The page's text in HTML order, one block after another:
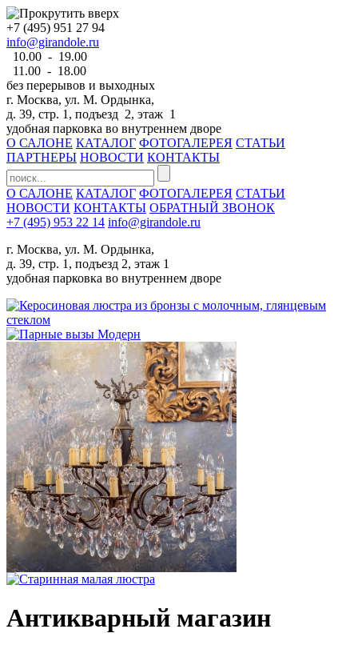
+7 (495) 951 27 94
info@girandole.ru
10.00 - 19.00
11.00 - 18.00
без перерывов и выходных
г. Москва, ул. М. Ордынка,
д. 39, стр. 1, подъезд 2, этаж 1
удобная парковка во внутреннем дворе
О САЛОНЕ КАТАЛОГ ФОТОГАЛЕРЕЯ СТАТЬИ
ПАРТНЕРЫ НОВОСТИ КОНТАКТЫ
О САЛОНЕ КАТАЛОГ ФОТОГАЛЕРЕЯ СТАТЬИ
НОВОСТИ КОНТАКТЫ ОБРАТНЫЙ ЗВОНОК
+7 (495) 953 22 14 info@girandole.ru
г. Москва, ул. М. Ордынка,
д. 39, стр. 1, подъезд 2, этаж 1
удобная парковка во внутреннем дворе
Антикварный магазин